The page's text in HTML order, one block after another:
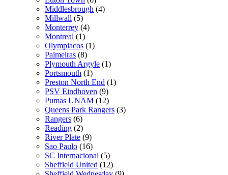
Middlesbrough (4)
Millwall (5)
Monterrey (4)
Montreal (1)
Olympiacos (1)
Palmeiras (8)
Plymouth Argyle (1)
Portsmouth (1)
Preston North End (1)
PSV Eindhoven (9)
Pumas UNAM (12)
Queens Park Rangers (3)
Rangers (6)
Reading (2)
River Plate (9)
Sao Paulo (16)
SC Internacional (5)
Sheffield United (12)